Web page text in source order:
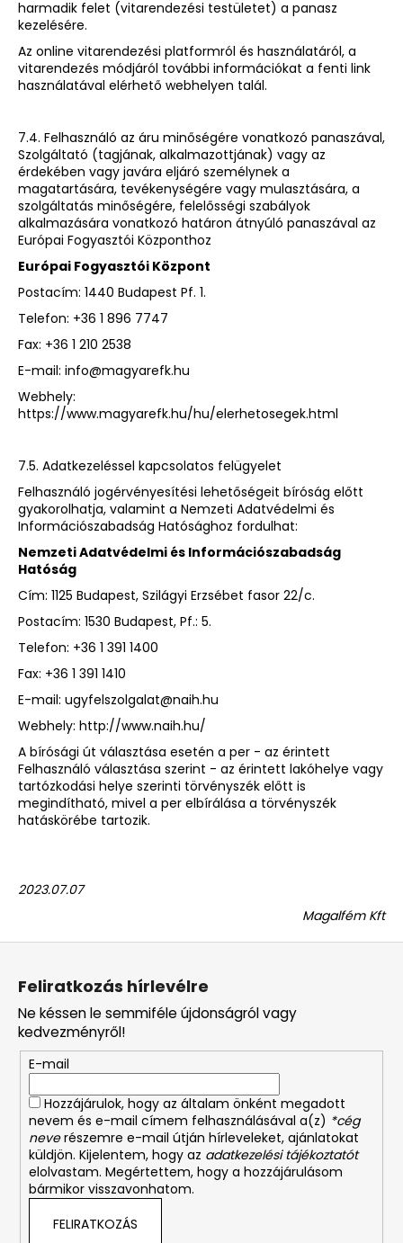
harmadik felet (vitarendezési testületet) a panasz
kezelésére.
Az online vitarendezési platformról és használatáról, a
vitarendezés módjáról további információkat a fenti link
használatával elérhető webhelyen talál.
7.4. Felhasználó az áru minőségére vonatkozó panaszával,
Szolgáltató (tagjának, alkalmazottjának) vagy az
érdekében vagy javára eljáró személynek a
magatartására, tevékenységére vagy mulasztására, a
szolgáltatás minőségére, felelősségi szabályok
alkalmazására vonatkozó határon átnyúló panaszával az
Európai Fogyasztói Központhoz
Európai Fogyasztói Központ
Postacím: 1440 Budapest Pf. 1.
Telefon: +36 1 896 7747
Fax: +36 1 210 2538
E-mail: info@magyarefk.hu
Webhely:
https://www.magyarefk.hu/hu/elerhetosegek.html
7.5. Adatkezeléssel kapcsolatos felügyelet
Felhasználó jogérvényesítési lehetőségeit bíróság előtt
gyakorolhatja, valamint a Nemzeti Adatvédelmi és
Információszabadság Hatósághoz fordulhat:
Nemzeti Adatvédelmi és Információszabadság
Hatóság
Cím: 1125 Budapest, Szilágyi Erzsébet fasor 22/c.
Postacím: 1530 Budapest, Pf.: 5.
Telefon: +36 1 391 1400
Fax: +36 1 391 1410
E-mail: ugyfelszolgalat@naih.hu
Webhely: http://www.naih.hu/
A bírósági út választása esetén a per - az érintett
Felhasználó választása szerint - az érintett lakóhelye vagy
tartózkodási helye szerinti törvényszék előtt is
megindítható, mivel a per elbírálása a törvényszék
hatáskörébe tartozik.
2023.07.07
Magalfém Kft
L
Feliratkozás hírlevélre
Ne késsen le semmiféle újdonságról vagy
kedvezményről!
E-mail
Hozzájárulok, hogy az általam önként megadott
nevem és e-mail címem felhasználásával a(z) *cég
neverészemre e-mail útján hírleveleket, ajánlatokat
küldjön. Kijelentem, hogy az adatkezelési tájékoztatót
elolvastam. Megértettem, hogy a hozzájárulásom
bármikor visszavonhatom.
FELIRATKOZÁS